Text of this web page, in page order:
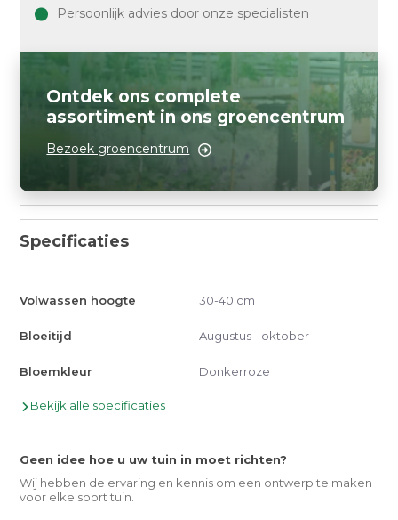
Persoonlijk advies door onze specialisten
Ontdek ons complete
assortiment in ons groencentrum
Bezoek groencentrum
Specificaties
Volwassen hoogte 30-40 cm
Bloeitijd Augustus - oktober
Bloemkleur Donkerroze
Bekijk alle specificaties
Geen idee hoe u uw tuin in moet richten?
Wij hebben de ervaring en kennis om een ontwerp te maken
voor elke soort tuin.